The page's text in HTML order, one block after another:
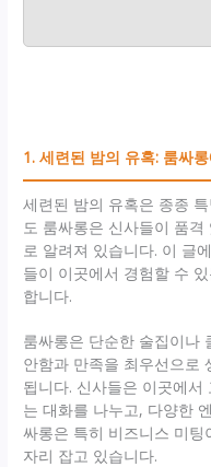
1. 세련된 밤의 유혹: 룸싸
세련된 밤의 유혹은 종종
도 룸싸롱은 신사들이 품
로 알려져 있습니다. 이 글
들이 이곳에서 경험할 수
합니다.
룸싸롱은 단순한 술집이나
안함과 만족을 최우선으로
됩니다. 신사들은 이곳에
는 대화를 나누고, 다양한
싸롱은 특히 비즈니스 미
자리 잡고 있습니다.